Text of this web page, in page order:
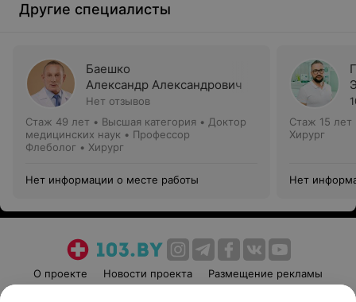
Другие специалисты
Баешко
Александр Александрович
Нет отзывов
Стаж 49 лет • Высшая категория • Доктор
медицинских наук • Профессор
Флеболог • Хирург
Нет информации о месте работы
Стаж 15 лет
Хирург
Нет
О проекте Новости проекта
Размещение рекламы